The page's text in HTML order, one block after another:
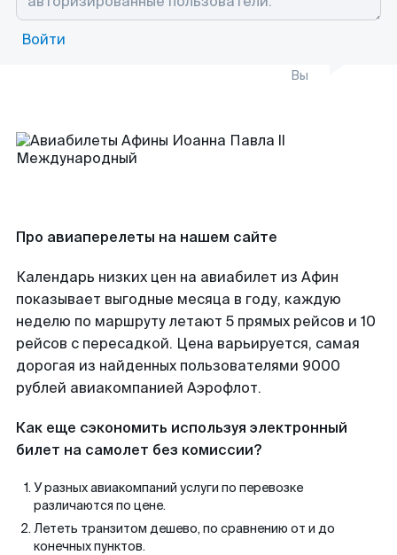
Войти
Вы
Про авиаперелеты на нашем сайте
Календарь низких цен на авиабилет из Афин
показывает выгодные месяца в году, каждую
неделю по маршруту летают 5 прямых рейсов и 10
рейсов с пересадкой. Цена варьируется, самая
дорогая из найденных пользователями 9000
рублей авиакомпанией Аэрофлот.
Как еще сэкономить используя электронный
билет на самолет без комиссии?
У разных авиакомпаний услуги по перевозке
различаются по цене.
Лететь транзитом дешево, по сравнению от и до
конечных пунктов.